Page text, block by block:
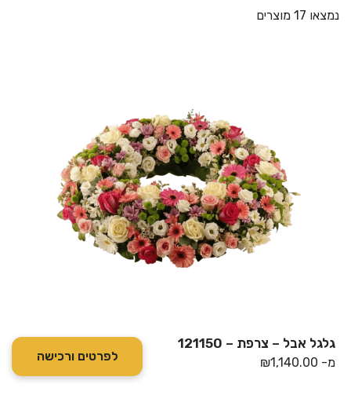
נמצאו 17 מוצרים
גלגל אבל – צרפת – 121150
מ- ₪1,140.00 לפרטים ורכישה